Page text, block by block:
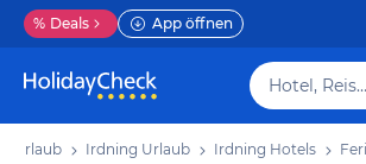
% Deals App öffnen
Hotel, Reiseziel
Urlaub Irdning Urlaub Irdning Hotels